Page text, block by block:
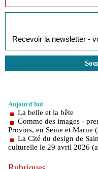
Aujourd'hui
La belle et la bête
Comme des images -
Provins, en Seine et Marne
La Cité du design de
culturelle le 29 avril 2026